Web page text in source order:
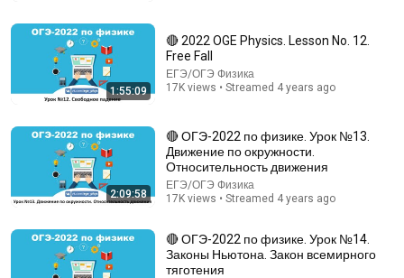
Рубцов А. Н. - Введение в квантовую физику - 1.
Teach-in • 1.2M views
1:55:09
🔴 2022 OGE Physics. Lesson No. 12.
Free Fall
ЕГЭ/ОГЭ Физика
17K views • Streamed 4 years ago
2:09:58
🔴 ОГЭ-2022 по физике. Урок №13.
Движение по окружности.
Относительность движения
ЕГЭ/ОГЭ Физика
17K views • Streamed 4 years ago
🔴 ОГЭ-2022 по физике. Урок №14.
Законы Ньютона. Закон всемирного
тяготения